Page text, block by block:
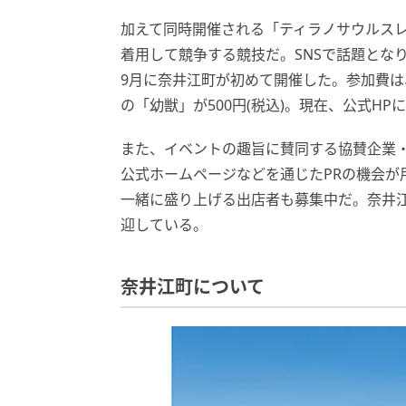
加えて同時開催される「ティラノサウルス
着用して競争する競技だ。SNSで話題とな
9月に奈井江町が初めて開催した。参加費
の「幼獣」が500円(税込)。現在、公式HP
また、イベントの趣旨に賛同する協賛企
公式ホームページなどを通じたPRの機会
一緒に盛り上げる出店者も募集中だ。奈井
迎している。
奈井江町について